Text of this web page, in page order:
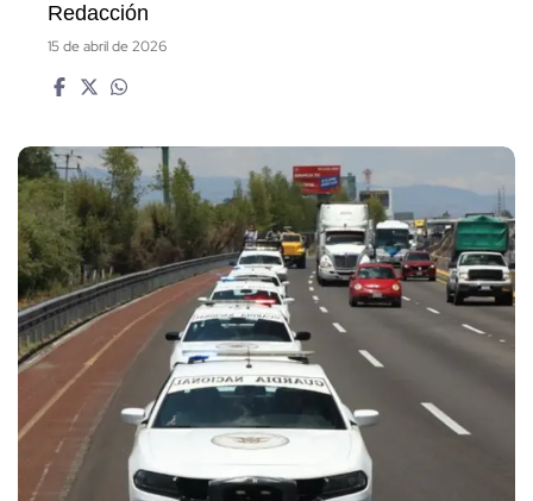
Redacción
15 de abril de 2026